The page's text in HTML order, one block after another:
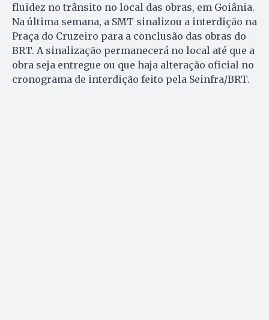
fluidez no trânsito no local das obras, em Goiânia.
Na última semana, a SMT sinalizou a interdição na
Praça do Cruzeiro para a conclusão das obras do
BRT. A sinalização permanecerá no local até que a
obra seja entregue ou que haja alteração oficial no
cronograma de interdição feito pela Seinfra/BRT.